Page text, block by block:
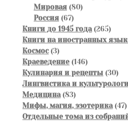
Мировая 8080
Россия 6767
товаров
Книги до 1945 года 265265
Книги на иностранных
Космос 33
товара
Краеведение 146146
товаров
Кулинария и рецепты 3030
Лингвистика и
Медицина 8383
товара
Мифы, магия, эзотерика 4747
Отдельные тома из